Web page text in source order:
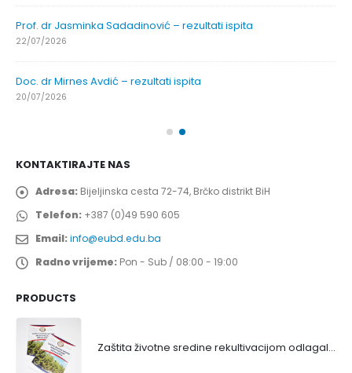
Prof. dr Jasminka Sadadinović – rezultati ispita
22/07/2026
Doc. dr Mirnes Avdić – rezultati ispita
20/07/2026
KONTAKTIRAJTE NAS
Adresa: Bijeljinska cesta 72-74, Brčko distrikt BiH
Telefon: +387 (0)49 590 605
Email:info@eubd.edu.ba
Radno vrijeme: Pon - Sub / 08:00 - 19:00
PRODUCTS
Zaštita životne sredine rekultivacijom odlagališta